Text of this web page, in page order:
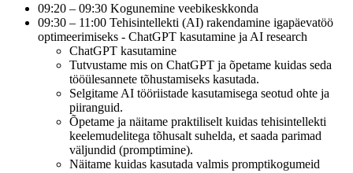
09:20 – 09:30 Kogunemine veebikeskkonda
09:30 – 11:00 Tehisintellekti (AI) rakendamine igapäevatöö
optimeerimiseks - ChatGPT kasutamine ja AI research
ChatGPT kasutamine
Tutvustame mis on ChatGPT ja õpetame kuidas seda
tööülesannete tõhustamiseks kasutada.
Selgitame AI tööriistade kasutamisega seotud ohte ja
piiranguid.
Õpetame ja näitame praktiliselt kuidas tehisintellekti
keelemudelitega tõhusalt suhelda, et saada parimad
väljundid (promptimine).
Näitame kuidas kasutada valmis promptikogumeid